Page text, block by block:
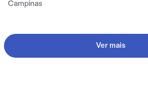
Campinas
Ver mais